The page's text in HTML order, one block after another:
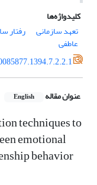
کلیدواژه‌ها
تعهد سازمانی
رفتار
عاطفی
عنوان مقاله English
techniques to
emotional
behavior